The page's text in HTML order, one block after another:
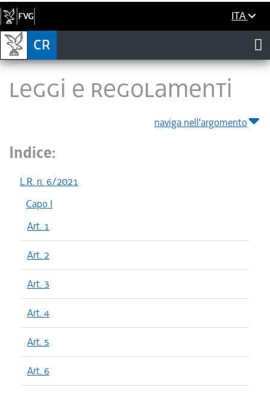
ITA
LEGGI E REGOLAMENTI
naviga nell'argomento
Indice:
L.R. n. 6/2021
Capo I
Art. 1
Art. 2
Art. 3
Art. 4
Art. 5
Art. 6